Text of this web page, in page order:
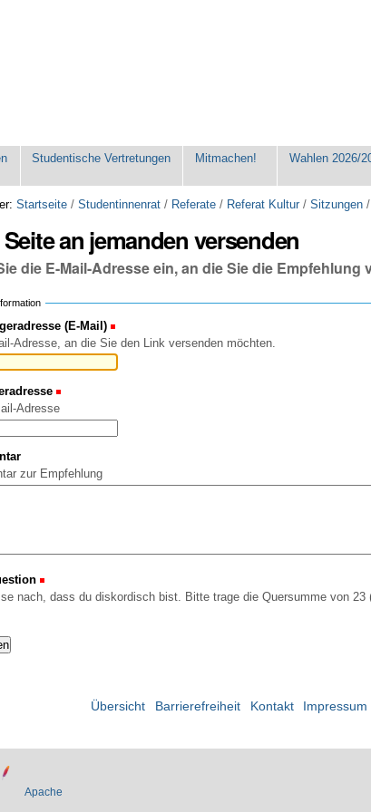
Studentische Vertretungen Mitmachen! Wahlen 2026/
Startseite /Studentinnenrat / Referate / Referat Kultur /Sitzungen
Seite an jemanden versenden
die E-Mail-Adresse ein, an die Sie die Empfehlung
(E-Mail)
Adresse, an die Sie den Link versenden möchten.
Adresse
zur Empfehlung
nach, dass du diskordisch bist. Bitte trage die Quersumme von 23
Übersicht Barrierefreiheit Kontakt Impressum
Apache